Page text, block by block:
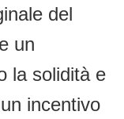
del
un
la solidità e
incentivo